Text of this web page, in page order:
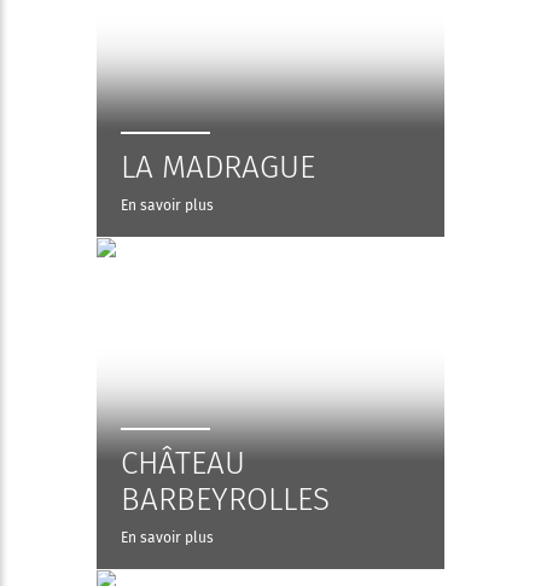
LA MADRAGUE
En savoir plus
CHÂTEAU
BARBEYROLLES
En savoir plus